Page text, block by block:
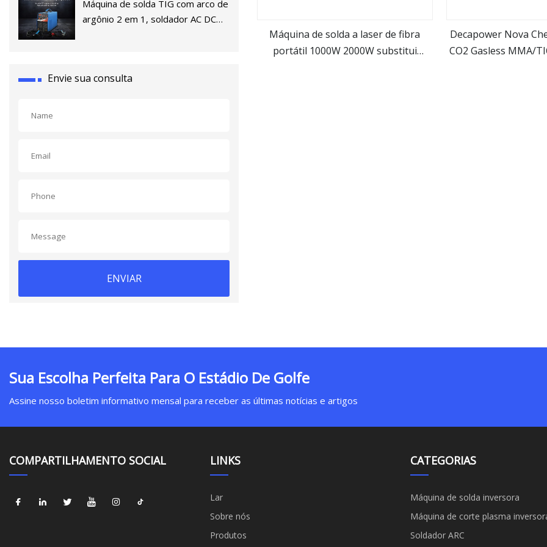
Máquina de solda TIG com arco de
argônio 2 em 1, soldador AC DC
Envie sua consulta
ENVIAR
Veja mais
Máquina de solda a laser de fibra
portátil 1000W 2000W substitui
Veja
Decapower Nova
CO2 Gasless MMA/
Sua Escolha Perfeita Para O Estádio De Golfe
Assine nosso boletim informativo mensal para receber as últimas notícias e artigos
COMPARTILHAMENTO SOCIAL LINKS
Lar
Sobre nós
Produtos
CATEGORIAS
Máquina de solda inversora
Máquina de corte plasma
Soldador ARC